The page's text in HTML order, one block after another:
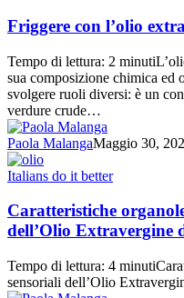
l’olio
extra
vergine
di
oliva
Friggere con l’olio
Tempo di lettura: 2
sua composizione chimica ed
svolgere ruoli diversi: è un
verdure crude…
Paola MalangaMaggio 30,
Caratteristiche
e
sensoriali
dell’Olio
di
Oliva
Italians do it better
Caratteristiche
dell’Olio Extravergine
Tempo di lettura: 4
sensoriali dell’Olio